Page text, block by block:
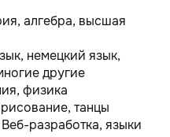
алгебра, высшая
немецкий язык,
другие
физика
танцы
Веб-разработка, языки